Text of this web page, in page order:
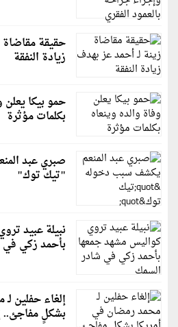
حقيقة مقاضاة
زيادة النفقة
حمو بيكا يعلن
بكلمات مؤثرة
صبري عبد
"تيك توك"
نبيلة عبيد
بأحمد زكي
إلغاء حفلين
بشكلٍ مفاجئ..